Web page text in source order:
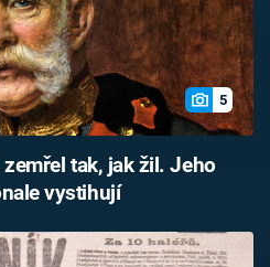
5
tak, jak žil. Jeho
vystihují